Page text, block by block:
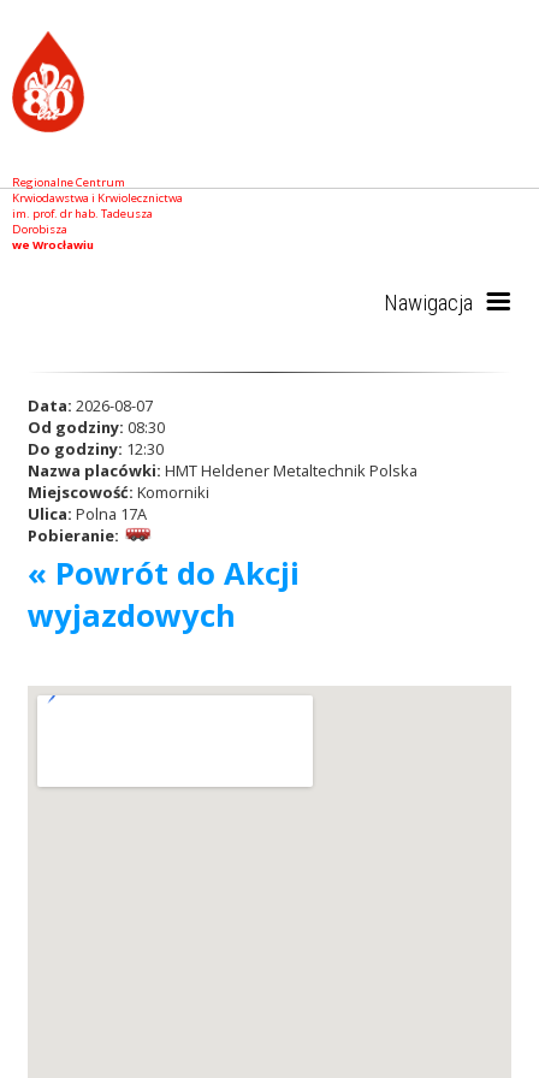
Regionalne Centrum
Krwiodawstwa i Krwiolecznictwa
im. prof. dr hab. Tadeusza
Dorobisza
we Wrocławiu
Nawigacja
RCKiK
Akcje wyjazdowe
Krwiodawcy
Szpitale
Data: 2026-08-07
Od godziny: 08:30
Do godziny: 12:30
Nazwa placówki: HMT Heldener Metaltechnik Polska
Miejscowość: Komorniki
Ulica: Polna 17A
Pobieranie:
« Powrót do Akcji
wyjazdowych